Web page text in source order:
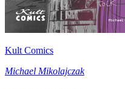
Kult Comics
Michael Mikolajczak